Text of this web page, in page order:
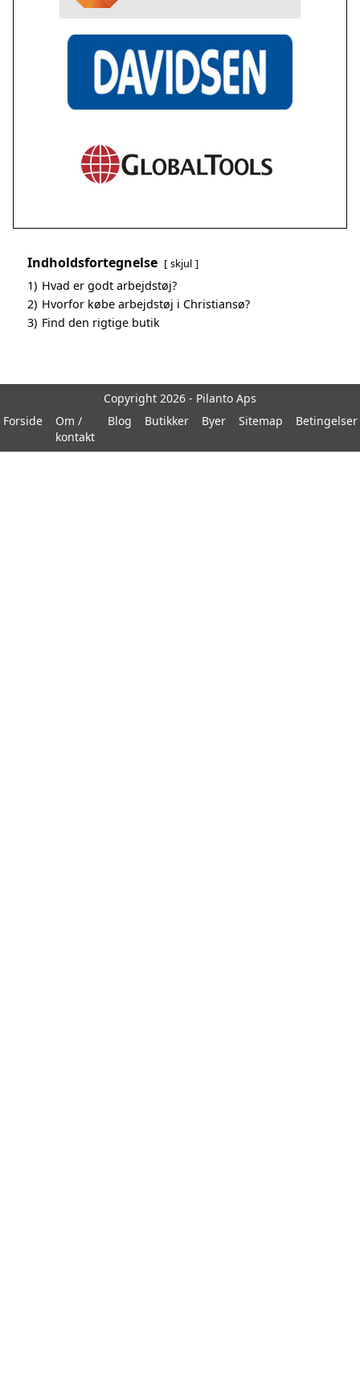
Indholdsfortegnelse skjul
1) Hvad er godt arbejdstøj?
2) Hvorfor købe arbejdstøj i Christiansø?
3) Find den rigtige butik
Copyright 2026 - Pilanto Aps
Forside
Om /
kontakt
Blog Butikker Byer Sitemap Betingelser